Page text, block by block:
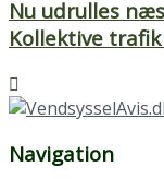
Nu udrulles
Kollektive
Navigation